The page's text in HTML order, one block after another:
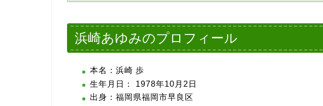
浜崎あゆみのプロフィール
本名：浜崎 歩
生年月日： 1978年10月2日
出身：福岡県福岡市早良区